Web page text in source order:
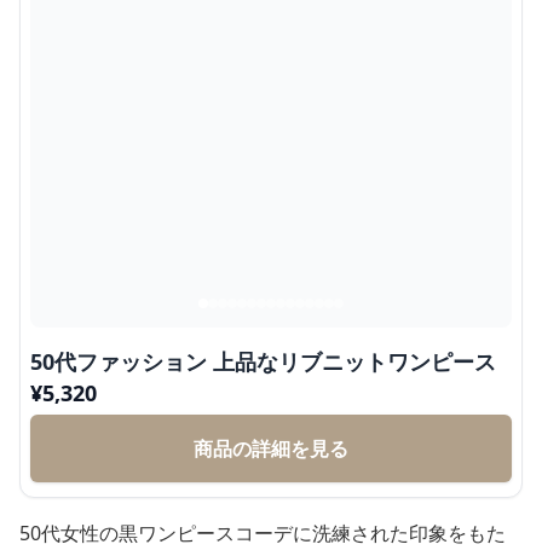
50代ファッション 上品なリブニットワンピース
¥5,320
商品の詳細を見る
50代女性の黒ワンピースコーデに洗練された印象をもた